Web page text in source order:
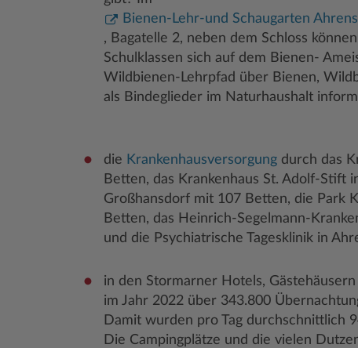
Bienen-Lehr-und Schaugarten
, Bagatelle 2, neben dem Schloss
Schulklassen sich auf dem Bienen-
Wildbienen-Lehrpfad über Bienen,
als Bindeglieder im Naturhaushalt
die Krankenhausversorgung durch das
Betten, das Krankenhaus St. Adolf-Stift
Großhansdorf mit 107 Betten, die Park
Betten, das Heinrich-Segelmann-
und die Psychiatrische Tagesklinik in
in den Stormarner Hotels,
im Jahr 2022 über 343.800
Damit wurden pro Tag durchschnittlich
Die Campingplätze und die vielen